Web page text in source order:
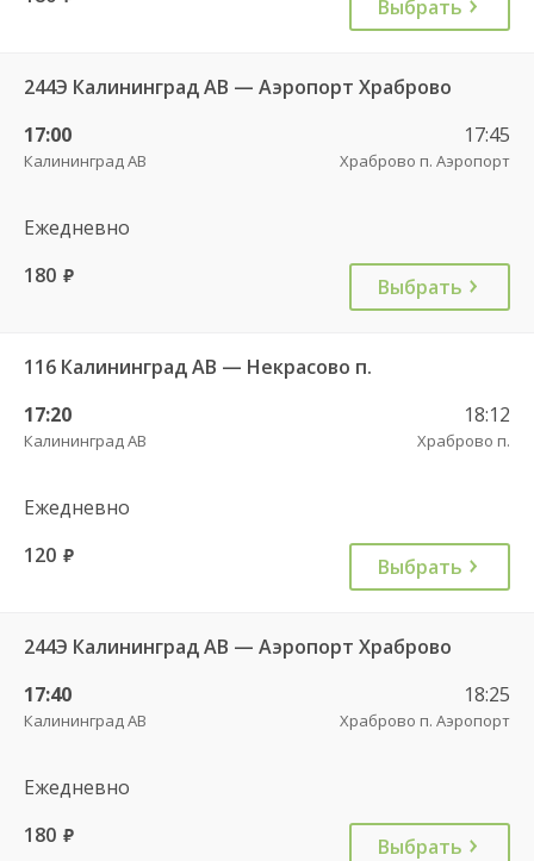
Выбрать
244Э Калининград АВ — Аэропорт Храброво
17:00
Калининград АВ
17:45
Храброво п. Аэропорт
Ежедневно
180 руб. Выбрать
116 Калининград АВ — Некрасово п.
17:20
Калининград АВ
18:12
Храброво п.
Ежедневно
120 руб. Выбрать
244Э Калининград АВ — Аэропорт Храброво
17:40
Калининград АВ
18:25
Храброво п. Аэропорт
Ежедневно
180 руб. Выбрать